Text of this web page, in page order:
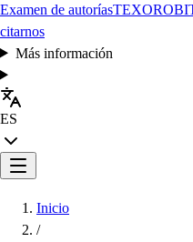
Examen de autoríasTEXORO
citarnos
Más información
ES
Inicio
/